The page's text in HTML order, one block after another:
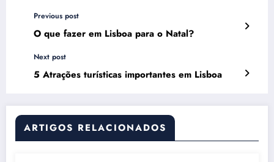
Previous post
O que fazer em Lisboa para o Natal?
Next post
5 Atrações turísticas importantes em Lisboa
ARTIGOS RELACIONADOS